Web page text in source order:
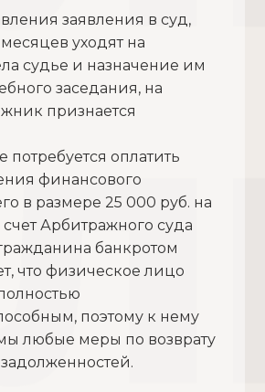
заявления в суд,
уходят на
судье и назначение им
заседания, на
признается
потребуется оплатить
финансового
в размере 25 000 руб. на
Арбитражного суда
банкротом
что физическое лицо
поэтому к нему
любые меры по возврату